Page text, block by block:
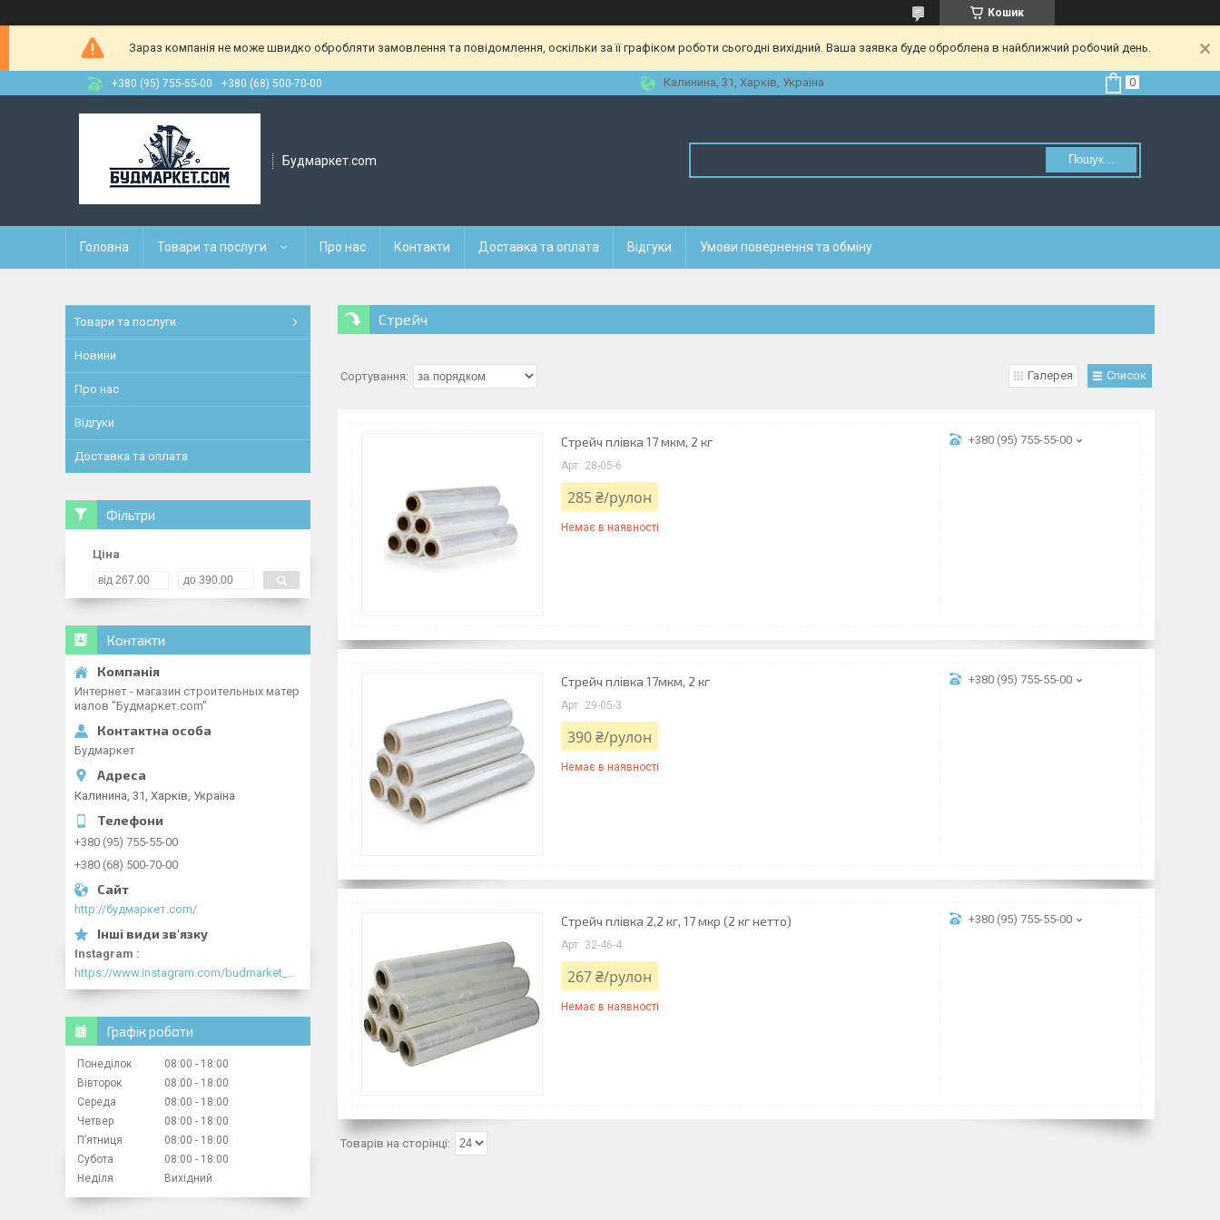
Кошик
Зараз компанія не може швидко обробляти замовлення та повідомлення, оскільки за її графіком роботи сьогодні вихідний. Ваша заявка буде оброблена в найближчий робочий день.
+380 (95) 755-55-00 +380 (68) 500-70-00 Калинина, 31, Харків, Україна
Будмаркет.com Пошук...
Головна Товари та послуги Про нас Контакти Доставка та оплата Відгуки Умови повернення та обміну
Стрейч
Галерея Список
Стрейч плівка 17 мкм, 2 кг
28-05-6
285 ₴/рулон
Немає в наявності
+380 (95) 755-55-00
Стрейч плівка 17мкм, 2 кг
29-05-3
390 ₴/рулон
Немає в наявності
+380 (95) 755-55-00
Стрейч плівка 2,2 кг, 17 мкр (2 кг нетто)
32-46-4
267 ₴/рулон
Немає в наявності
+380 (95) 755-55-00
Товари та послуги
Новини
Про нас
Відгуки
Доставка та оплата
Фільтри
Ціна
Контакти
Интернет - магазин строительных матер
иалов "Будмаркет.com"
Будмаркет
Калинина, 31, Харків, Україна
+380 (95) 755-55-00
+380 (68) 500-70-00
http://будмаркет.com/
Instagram
Графік роботи
Понеділок 08:00
18:00
Вівторок
08:00
18:00
Середа
08:00
18:00
Четвер
08:00
18:00
Пʼятниця
08:00
18:00
Субота
08:00
18:00
Неділя
Вихідний